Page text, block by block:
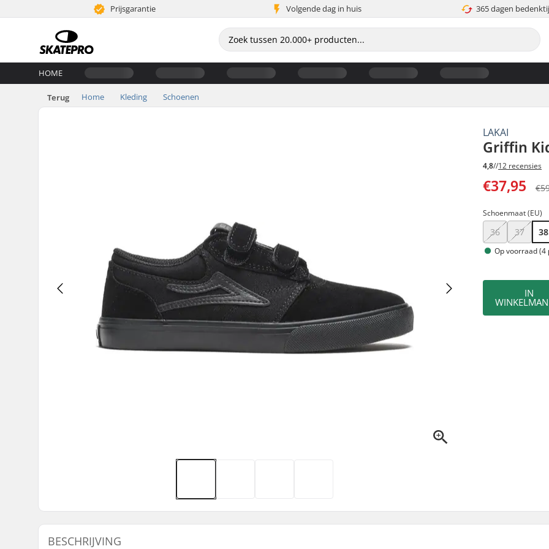
Prijsgarantie Volgende dag in huis 365 dagen
HOME
Terug Home Kleding Schoenen
LAKAI
Griffin
4,8//12 recensies
€37,95
Schoenmaat (EU)
36 37
Op voorraad (4
IN
BESCHRIJVING